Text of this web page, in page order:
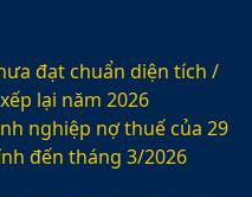
đạt chuẩn diện tích /
lại năm 2026
nghiệp nợ thuế của 29
đến tháng 3/2026